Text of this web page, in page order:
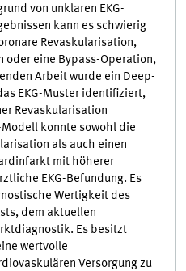
von unklaren EKG-
kann es schwierig
Revaskularisation,
eine Bypass-Operation,
Arbeit wurde ein Deep-
EKG-Muster identifiziert,
Revaskularisation
konnte sowohl die
als auch einen
mit höherer
EKG-Befundung. Es
Wertigkeit des
dem aktuellen
Es besitzt
wertvolle
Versorgung zu